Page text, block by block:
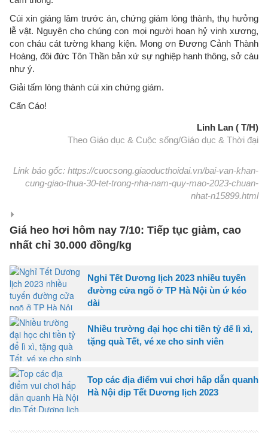
Cúi xin giáng lâm trước án, chứng giám lòng thành, thụ hưởng
lễ vật. Nguyện cho chúng con mọi người hoan hỷ vinh xương,
con cháu cát tường khang kiện. Mong ơn Đương Cảnh Thành
Hoàng, đôi đức Tôn Thần bản xứ sự nghiệp hanh thông, sở càu
như ý.
Giải tấm lòng thành cúi xin chứng giám.
Cẩn Cáo!
Linh Lan ( T/H)
Theo Giáo dục & Cuộc sống/Giáo dục & Thời đại
Link báo gốc: https://cuocsong.giaoducthoidai.vn/bai-van-khan-
cung-giao-thua-30-tet-trong-nha-nam-quy-mao-2023-chuan-
nhat-n15899.html
Giá heo hơi hôm nay 7/10: Tiếp tục giảm, cao
nhất chỉ 30.000 đồng/kg
Nghỉ Tết Dương lịch 2023 nhiều tuyến
đường cửa ngõ ở TP Hà Nội ùn ứ kéo
dài
Nhiều trường đại học chi tiền tỷ để lì xì,
tặng quà Tết, vé xe cho sinh viên
Top các địa điểm vui chơi hấp dẫn quanh
Hà Nội dịp Tết Dương lịch 2023